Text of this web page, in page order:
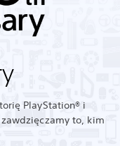
PlayStation® i
to, kim